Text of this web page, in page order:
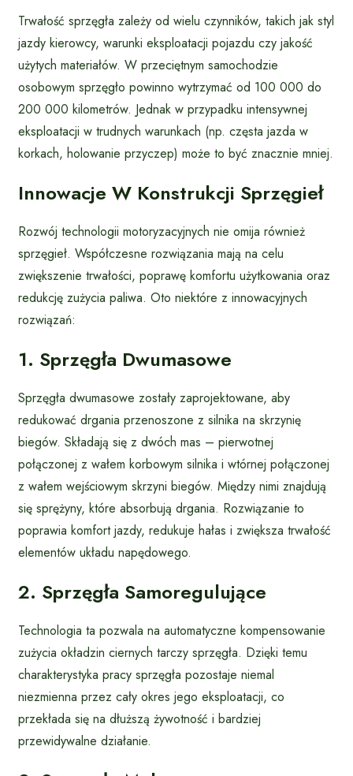
Trwałość sprzęgła zależy od wielu czynników, takich jak styl
jazdy kierowcy, warunki eksploatacji pojazdu czy jakość
użytych materiałów. W przeciętnym samochodzie
osobowym sprzęgło powinno wytrzymać od 100 000 do
200 000 kilometrów. Jednak w przypadku intensywnej
eksploatacji w trudnych warunkach (np. częsta jazda w
korkach, holowanie przyczep) może to być znacznie mniej.
Innowacje W Konstrukcji Sprzęgieł
Rozwój technologii motoryzacyjnych nie omija również
sprzęgieł. Współczesne rozwiązania mają na celu
zwiększenie trwałości, poprawę komfortu użytkowania oraz
redukcję zużycia paliwa. Oto niektóre z innowacyjnych
rozwiązań:
1. Sprzęgła Dwumasowe
Sprzęgła dwumasowe zostały zaprojektowane, aby
redukować drgania przenoszone z silnika na skrzynię
biegów. Składają się z dwóch mas – pierwotnej
połączonej z wałem korbowym silnika i wtórnej połączonej
z wałem wejściowym skrzyni biegów. Między nimi znajdują
się sprężyny, które absorbują drgania. Rozwiązanie to
poprawia komfort jazdy, redukuje hałas i zwiększa trwałość
elementów układu napędowego.
2. Sprzęgła Samoregulujące
Technologia ta pozwala na automatyczne kompensowanie
zużycia okładzin ciernych tarczy sprzęgła. Dzięki temu
charakterystyka pracy sprzęgła pozostaje niemal
niezmienna przez cały okres jego eksploatacji, co
przekłada się na dłuższą żywotność i bardziej
przewidywalne działanie.